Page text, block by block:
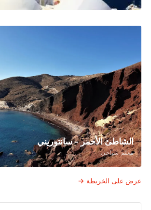
الشاطئ الأحمر - سانتوريني
معلم سياحي
عرض على الخريطة →